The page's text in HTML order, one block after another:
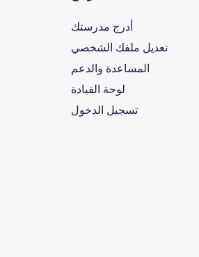
أدرج مدرستك
تعديل ملفك الشخصي
المساعدة والدعم
لوحة القيادة
تسجيل الدخول